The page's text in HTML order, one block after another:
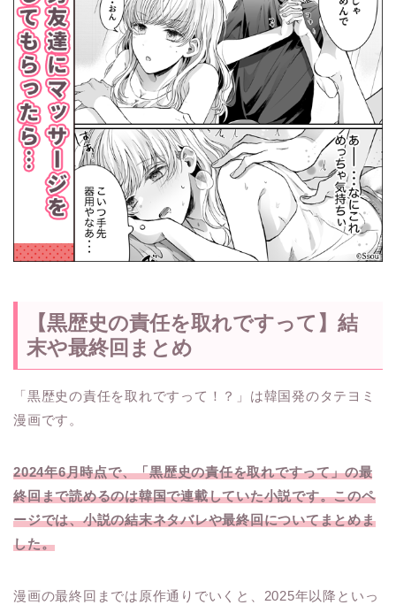
【黒歴史の責任を取れですって】結
末や最終回まとめ
「黒歴史の責任を取れですって！？」は韓国発のタテヨミ
漫画です。
2024年6月時点で、「黒歴史の責任を取れですって」の最
終回まで読めるのは韓国で連載していた小説です。このペ
ージでは、小説の結末ネタバレや最終回についてまとめま
した。
漫画の最終回までは原作通りでいくと、2025年以降といっ